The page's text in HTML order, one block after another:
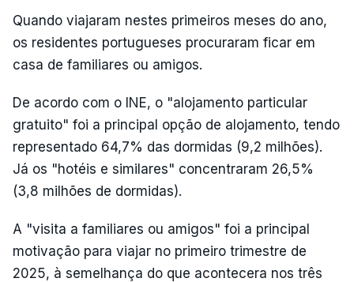
Quando viajaram nestes primeiros meses do ano,
os residentes portugueses procuraram ficar em
casa de familiares ou amigos.
De acordo com o INE, o "alojamento particular
gratuito" foi a principal opção de alojamento, tendo
representado 64,7% das dormidas (9,2 milhões).
Já os "hotéis e similares" concentraram 26,5%
(3,8 milhões de dormidas).
A "visita a familiares ou amigos" foi a principal
motivação para viajar no primeiro trimestre de
2025, à semelhança do que acontecera nos três